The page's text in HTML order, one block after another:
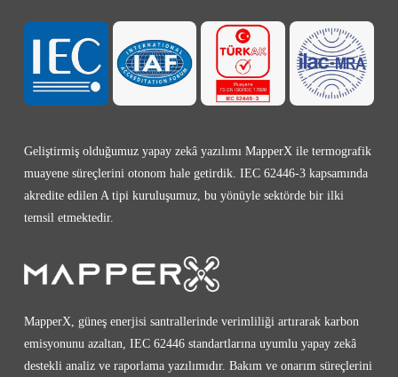
Geliştirmiş olduğumuz yapay zekâ yazılımı MapperX ile termografik
muayene süreçlerini otonom hale getirdik. IEC 62446-3 kapsamında
akredite edilen A tipi kuruluşumuz, bu yönüyle sektörde bir ilki
temsil etmektedir.
MapperX, güneş enerjisi santrallerinde verimliliği artırarak karbon
emisyonunu azaltan, IEC 62446 standartlarına uyumlu yapay zekâ
destekli analiz ve raporlama yazılımıdır. Bakım ve onarım süreçlerini